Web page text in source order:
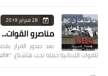
28 فبراير 2019
مناصرو
بعد صدور القرار
للقوات اللبنانية حملة تحت هاشتاغ: